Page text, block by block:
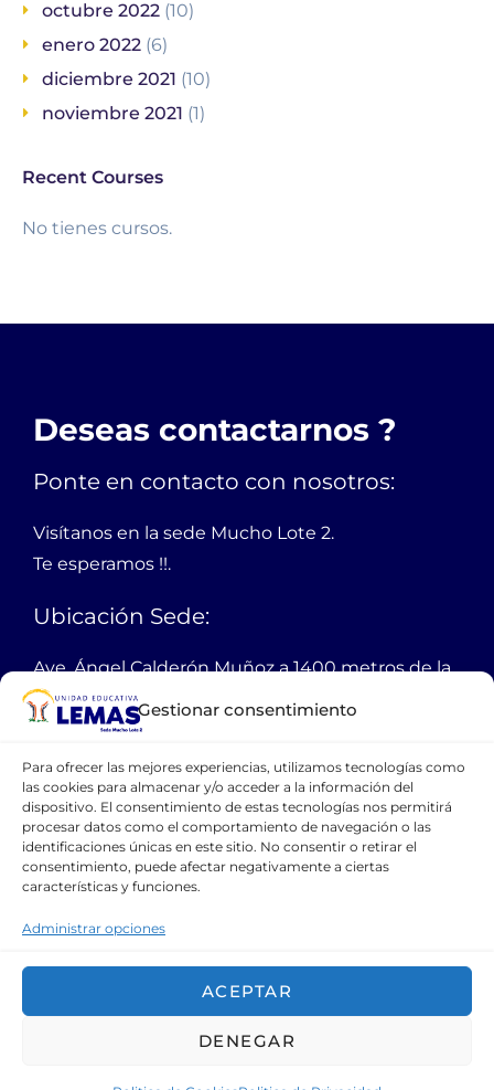
Gestionar consentimiento
Para ofrecer las mejores experiencias, utilizamos tecnologías como
las cookies para almacenar y/o acceder a la información del
dispositivo. El consentimiento de estas tecnologías nos permitirá
procesar datos como el comportamiento de navegación o las
identificaciones únicas en este sitio. No consentir o retirar el
consentimiento, puede afectar negativamente a ciertas
características y funciones.
Administrar opciones
ACEPTAR
DENEGAR
octubre 2022 (10)
enero 2022 (6)
diciembre 2021 (10)
noviembre 2021 (1)
Recent Courses
No tienes cursos.
Deseas contactarnos ?
Ponte en contacto con nosotros:
Visítanos en la sede Mucho Lote 2.
Te esperamos !!.
Ubicación Sede:
Ave. Ángel Calderón Muñoz a 1400 metros de la
autopista Narcisa de Jesús
Guayaquil Ecuador
PBX:38 11 200
Email:webmaster@lemas.edu.ec
Celular: 099 111 1094
CONTÁCTANOS